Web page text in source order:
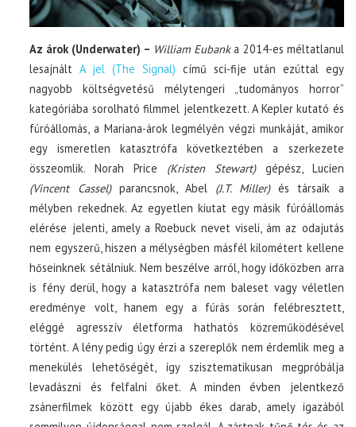
Az árok (Underwater) – William Eubanka 2014-es méltatlanul
lesajnáltA jel (The Signal) című sci-fije után ezúttal egy
nagyobb költségvetésű mélytengeri „tudományos horror”
kategóriába sorolható filmmel jelentkezett. A Kepler kutató és
fúróállomás, a Mariana-árok legmélyén végzi munkáját, amikor
egy ismeretlen katasztrófa következtében a szerkezete
összeomlik. Norah Price (Kristen Stewart)gépész, Lucien
(Vincent Cassel)parancsnok, Abel (J.T. Miller)és társaik a
mélyben rekednek. Az egyetlen kiutat egy másik fúróállomás
elérése jelenti, amely a Roebuck nevet viseli, ám az odajutás
nem egyszerű, hiszen a mélységben másfél kilométert kellene
hőseinknek sétálniuk. Nem beszélve arról, hogy időközben arra
is fény derül, hogy a katasztrófa nem baleset vagy véletlen
eredménye volt, hanem egy a fúrás során felébresztett,
eléggé agresszív életforma hathatós közreműködésével
történt. A lény pedig úgy érzi a szereplők nem érdemlik meg a
menekülés lehetőségét, így szisztematikusan megpróbálja
levadászni és felfalni őket. A minden évben jelentkező
zsánerfilmek között egy újabb ékes darab, amely igazából